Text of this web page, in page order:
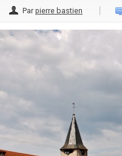
Par pierre bastien